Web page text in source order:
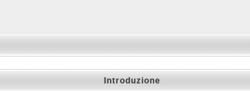
Introduzione